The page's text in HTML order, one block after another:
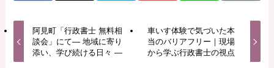
阿見町「行政書士 無料相
談会」にて— 地域に寄り
添い、学び続ける日々 —
車いす体験で気づいた本
当のバリアフリー｜現場
から学ぶ行政書士の視点